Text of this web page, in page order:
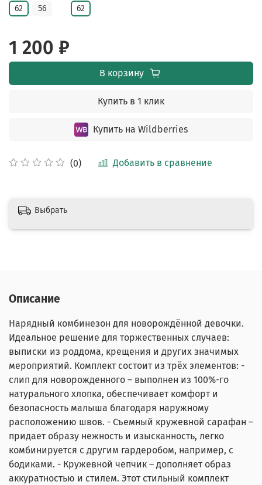
(0) Добавить в сравнение
62 56 62
1 200 ₽
В корзину
Купить в 1 клик
Купить на Wildberries
Выбрать
Описание
Нарядный комбинезон для новорождённой девочки.
Идеальное решение для торжественных случаев:
выписки из роддома, крещения и других значимых
мероприятий. Комплект состоит из трёх элементов: -
слип для новорожденного – выполнен из 100%-го
натурального хлопка, обеспечивает комфорт и
безопасность малыша благодаря наружному
расположению швов. - Съемный кружевной сарафан –
придает образу нежность и изысканность, легко
комбинируется с другим гардеробом, например, с
бодиками. - Кружевной чепчик – дополняет образ
аккуратностью и стилем. Этот стильный комплект